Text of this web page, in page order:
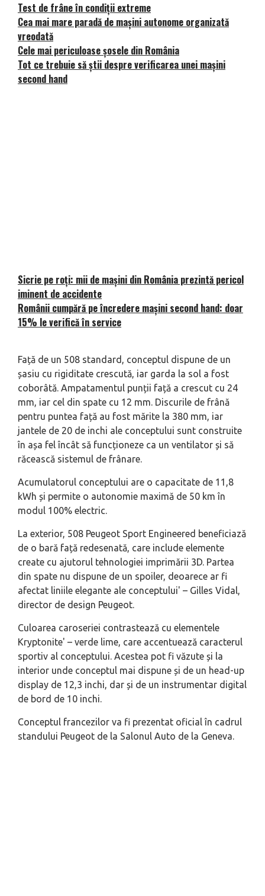
Test de frâne în condiții extreme
Cea mai mare paradă de mașini autonome organizată
vreodată
Cele mai periculoase șosele din România
Tot ce trebuie să știi despre verificarea unei mașini
second hand
Sicrie pe roți: mii de mașini din România prezintă pericol
iminent de accidente
Românii cumpără pe încredere mașini second hand: doar
15% le verifică în service
Față de un 508 standard, conceptul dispune de un
șasiu cu rigiditate crescută, iar garda la sol a fost
coborâtă. Ampatamentul punții față a crescut cu 24
mm, iar cel din spate cu 12 mm. Discurile de frână
pentru puntea față au fost mărite la 380 mm, iar
jantele de 20 de inchi ale conceptului sunt construite
în așa fel încât să funcționeze ca un ventilator și să
răcească sistemul de frânare.
Acumulatorul conceptului are o capacitate de 11,8
kWh și permite o autonomie maximă de 50 km în
modul 100% electric.
La exterior, 508 Peugeot Sport Engineered beneficiază
de o bară față redesenată, care include elemente
create cu ajutorul tehnologiei imprimării 3D. Partea
din spate nu dispune de un spoiler, deoarece ar fi
afectat liniile elegante ale conceptului' – Gilles Vidal,
director de design Peugeot.
Culoarea caroseriei contrastează cu elementele
Kryptonite' – verde lime, care accentuează caracterul
sportiv al conceptului. Acestea pot fi văzute și la
interior unde conceptul mai dispune și de un head-up
display de 12,3 inchi, dar și de un instrumentar digital
de bord de 10 inchi.
Conceptul francezilor va fi prezentat oficial în cadrul
standului Peugeot de la Salonul Auto de la Geneva.